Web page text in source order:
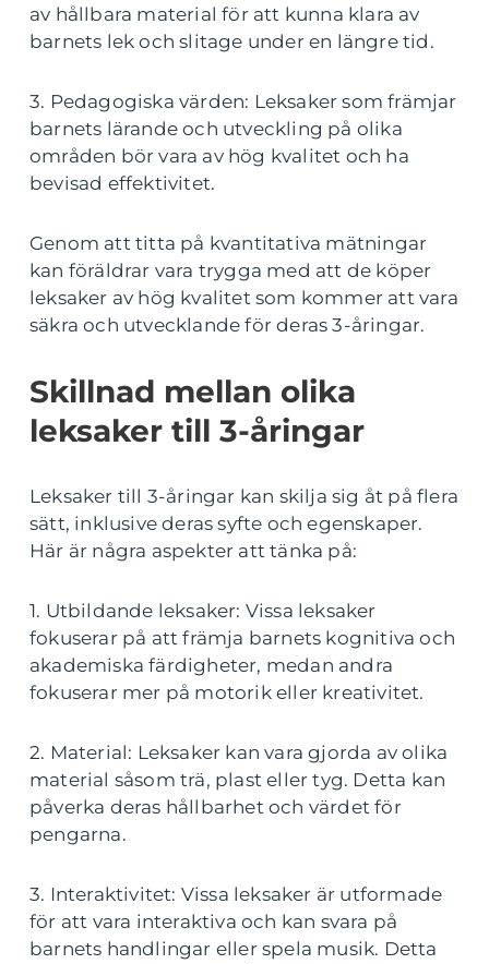
av hållbara material för att kunna klara av
barnets lek och slitage under en längre tid.
3. Pedagogiska värden: Leksaker som främjar
barnets lärande och utveckling på olika
områden bör vara av hög kvalitet och ha
bevisad effektivitet.
Genom att titta på kvantitativa mätningar
kan föräldrar vara trygga med att de köper
leksaker av hög kvalitet som kommer att vara
säkra och utvecklande för deras 3-åringar.
Skillnad mellan olika
leksaker till 3-åringar
Leksaker till 3-åringar kan skilja sig åt på flera
sätt, inklusive deras syfte och egenskaper.
Här är några aspekter att tänka på:
1. Utbildande leksaker: Vissa leksaker
fokuserar på att främja barnets kognitiva och
akademiska färdigheter, medan andra
fokuserar mer på motorik eller kreativitet.
2. Material: Leksaker kan vara gjorda av olika
material såsom trä, plast eller tyg. Detta kan
påverka deras hållbarhet och värdet för
pengarna.
3. Interaktivitet: Vissa leksaker är utformade
för att vara interaktiva och kan svara på
barnets handlingar eller spela musik. Detta